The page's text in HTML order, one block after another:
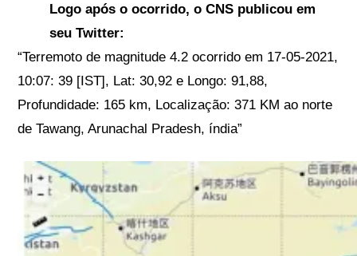
Logo após o ocorrido, o CNS publicou em
seu Twitter:
“Terremoto de magnitude 4.2 ocorrido em 17-05-2021,
10:07: 39 [IST], Lat: 30,92 e Longo: 91,88,
Profundidade: 165 km, Localização: 371 KM ao norte
de Tawang, Arunachal Pradesh, índia”